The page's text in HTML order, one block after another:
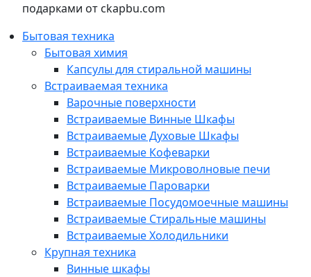
подарками от ckapbu.com
Бытовая техника
Бытовая химия
Капсулы для стиральной машины
Встраиваемая техника
Варочные поверхности
Встраиваемые Винные Шкафы
Встраиваемые Духовые Шкафы
Встраиваемые Кофеварки
Встраиваемые Микроволновые печи
Встраиваемые Пароварки
Встраиваемые Посудомоечные машины
Встраиваемые Стиральные машины
Встраиваемые Холодильники
Крупная техника
Винные шкафы